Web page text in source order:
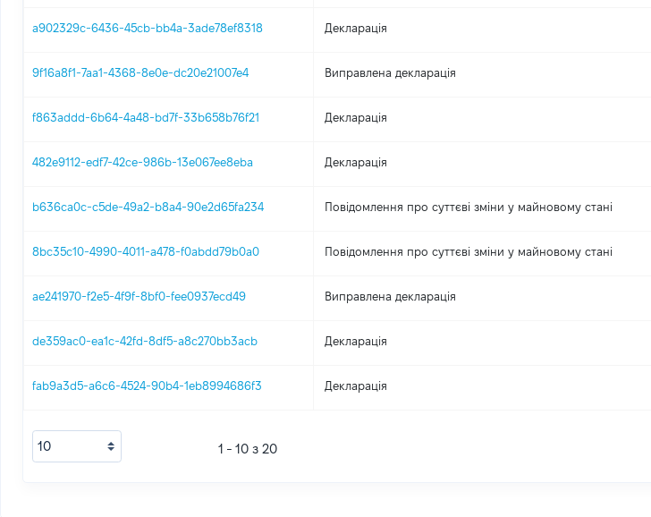
a902329c-6436-45cb-bb4a-3ade78ef8318 Декларація
9f16a8f1-7aa1-4368-8e0e-dc20e21007e4 Виправлена декларація
f863addd-6b64-4a48-bd7f-33b658b76f21 Декларація
482e9112-edf7-42ce-986b-13e067ee8eba Декларація
b636ca0c-c5de-49a2-b8a4-90e2d65fa234 Повідомлення про суттєві зміни y майновому стані
8bc35c10-4990-4011-a478-f0abdd79b0a0 Повідомлення про суттєві зміни y майновому стані
ae241970-f2e5-4f9f-8bf0-fee0937ecd49 Виправлена декларація
de359ac0-ea1c-42fd-8df5-a8c270bb3acb Декларація
fab9a3d5-a6c6-4524-90b4-1eb8994686f3 Декларація
1 - 10 з 20